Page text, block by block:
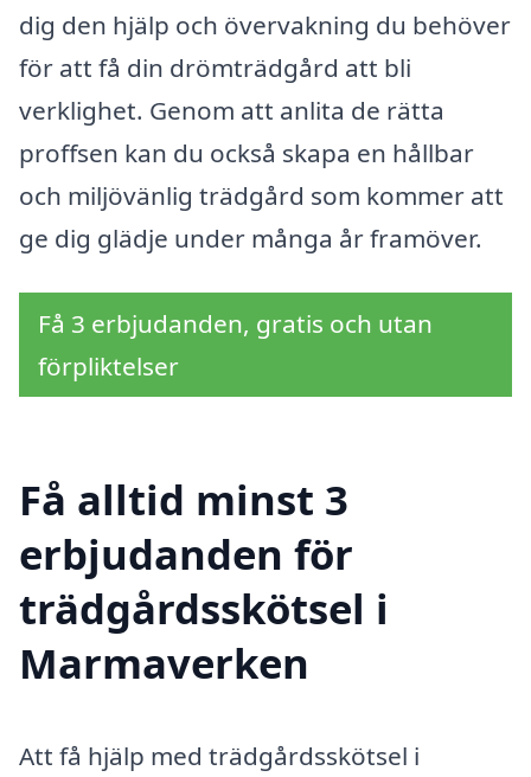
dig den hjälp och övervakning du behöver
för att få din drömträdgård att bli
verklighet. Genom att anlita de rätta
proffsen kan du också skapa en hållbar
och miljövänlig trädgård som kommer att
ge dig glädje under många år framöver.
Få 3 erbjudanden, gratis och utan
förpliktelser
Få alltid minst 3
erbjudanden för
trädgårdsskötsel i
Marmaverken
Att få hjälp med trädgårdsskötsel i